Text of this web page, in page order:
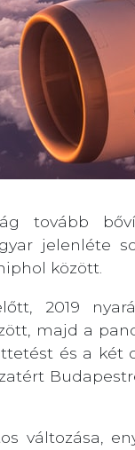
tovább
jelenléte
között.
2019
majd a
és a két
változása,